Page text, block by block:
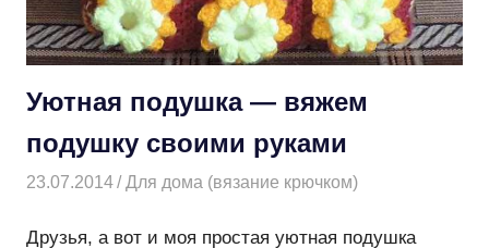
Уютная подушка — вяжем
подушку своими руками
23.07.2014 Творогова Елена
Для дома (вязание крючком)
Друзья, а вот и моя простая уютная подушка